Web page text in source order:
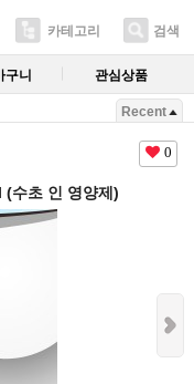
카테고리 검색
구니 관심상품
Recent
0
(수초 인 영양제)